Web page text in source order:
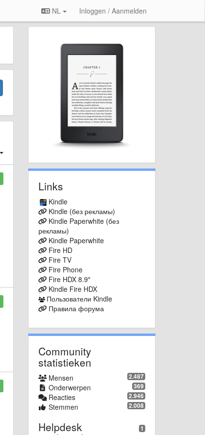
NL Inloggen / Aanmelden
Links
Kindle
Kindle (без рекламы)
Kindle Paperwhite (без
рекламы)
Kindle Paperwhite
Fire HD
Fire TV
Fire Phone
Fire HDX 8.9"
Kindle Fire HDX
Пользователи Kindle
Правила форума
Community
statistieken
2.487
Mensen
369
Onderwerpen
2.946
Reacties
2.008
Stemmen
1
Helpdesk